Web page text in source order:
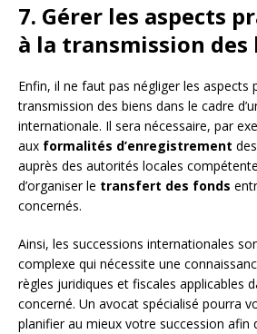
7. Gérer les aspects
à la transmission des
Enfin, il ne faut pas négliger les aspects
transmission des biens dans le cadre
internationale. Il sera nécessaire, par
aux formalités d’enregistrement
auprès des autorités locales
d’organiser le transfert des fonds
concernés.
Ainsi, les successions internationales
complexe qui nécessite une
règles juridiques et fiscales applicables
concerné. Un avocat spécialisé pourra
planifier au mieux votre succession afin